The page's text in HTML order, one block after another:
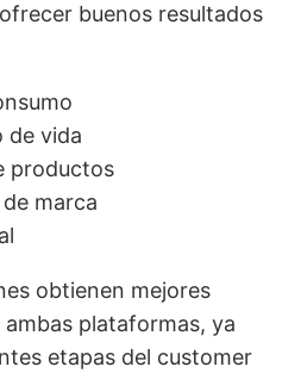
buenos resultados
de vida
productos
marca
obtienen mejores
plataformas, ya
etapas del customer